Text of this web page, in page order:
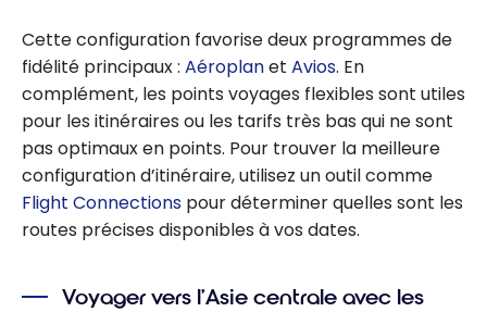
Cette configuration favorise deux programmes de
fidélité principaux : Aéroplanet Avios. En
complément, les points voyages flexibles sont utiles
pour les itinéraires ou les tarifs très bas qui ne sont
pas optimaux en points. Pour trouver la meilleure
configuration d’itinéraire, utilisez un outil comme
Flight Connections pour déterminer quelles sont les
routes précises disponibles à vos dates.
Voyager vers l’Asie centrale avec les